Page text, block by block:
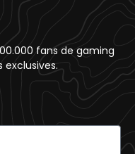
fans de gaming